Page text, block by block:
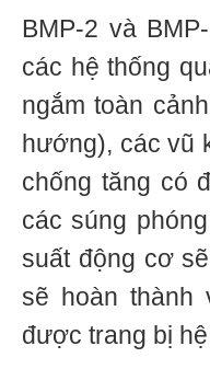
BMP-2 và
các hệ thống
ngắm toàn
hướng), các vũ
chống tăng có
các súng
suất động cơ
sẽ hoàn thành
được trang bị